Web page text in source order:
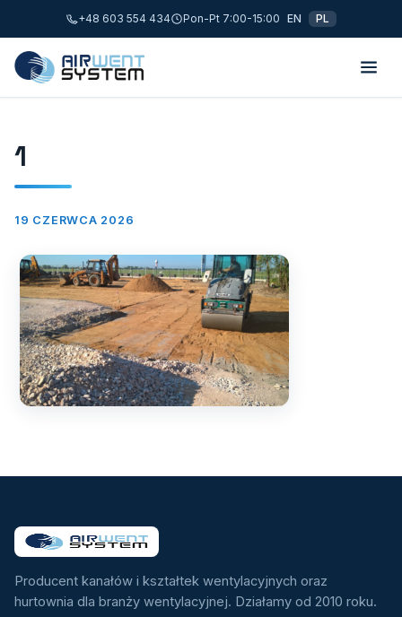
+48 603 554 434 Pon-Pt 7:00-15:00 EN PL
1
19 CZERWCA 2026
Producent kanałów i kształtek wentylacyjnych oraz
hurtownia dla branży wentylacyjnej. Działamy od 2010 roku.